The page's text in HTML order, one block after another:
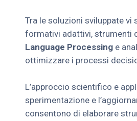
Tra le soluzioni sviluppate vi
formativi adattivi, strumenti
Language Processing e
ottimizzare i processi
L’approccio scientifico e
sperimentazione e
consentono di elaborare